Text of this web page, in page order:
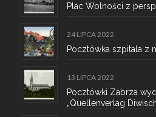
Plac Wolności z
24 LIPCA 2022
Pocztówka szpitala z
13 LIPCA 2022
Pocztówki Zabrza
„Quellenverlag